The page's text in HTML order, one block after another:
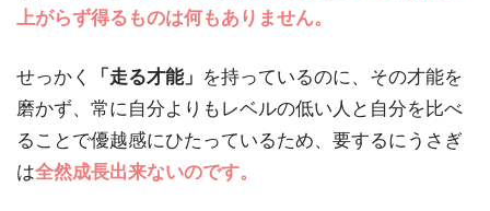
上がらず得るものは何もありません。
せっかく 「走る才能」 を持っているのに、その才能を
磨かず、常に自分よりもレベルの低い人と自分を比べ
ることで優越感にひたっているため、要するにうさぎ
は全然成長出来ないのです。